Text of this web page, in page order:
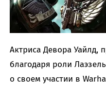
Актриса Девора Уайлд,
благодаря роли
о своем участии в